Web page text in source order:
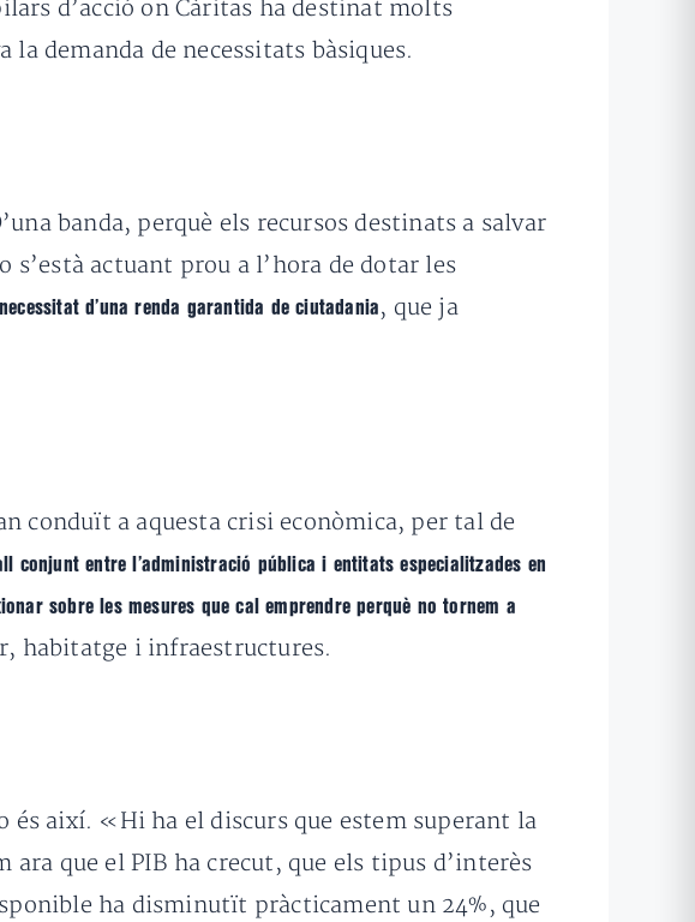
d’acció on Càritas ha destinat molts
demanda de necessitats bàsiques.
banda, perquè els recursos destinats a salvar
s’està actuant prou a l’hora de dotar les
d’una renda garantida de ciutadania , que ja
conduït a aquesta crisi econòmica, per tal de
conjunt entre l’administració pública i entitats especialitzades en
sobre les mesures que cal emprendre perquè no tornem a
habitatge i infraestructures.
és així. «Hi ha el discurs que estem superant la
ara que el PIB ha crecut, que els tipus d’interès
ha disminutït pràcticament un 24%, que